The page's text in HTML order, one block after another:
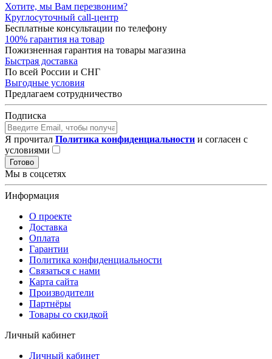
Хотите, мы Вам перезвоним?
Круглосуточный call-центр
Бесплатные консультации по телефону
100% гарантия на товар
Пожизненная гарантия на товары магазина
Быстрая доставка
По всей России и СНГ
Выгодные условия
Предлагаем сотрудничество
Подписка
Я прочитал Политика конфиденциальности и согласен с
условиями
Готово
Мы в соцсетях
Информация
О проекте
Доставка
Оплата
Гарантии
Политика конфиденциальности
Связаться с нами
Карта сайта
Производители
Партнёры
Товары со скидкой
Личный кабинет
Личный кабинет